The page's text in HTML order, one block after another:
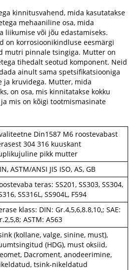
kinnitusvahend, mida kasutatakse
mehaaniline osa, mida
liikumise või jõu edastamiseks.
on korrosioonikindluse eesmärgi
mutri pinnale tsingiga. Mutter on
tihedalt seotud komponent. Neid
ainult sama spetsifikatsiooniga
ja kruvidega. Mutter, mida
on osa, mis kinnitatakse kokku
mis on kõigi tootmismasinate
Din1587 M6 roostevabast
304 316 kuuskant
pikk mutter
ASTM/ANSI JIS ISO, AS, GB
teras: SS201, SS303, SS304,
SS316L, SS904L, F594
klass: DIN: Gr.4,5,6,8.8,10,; SAE:
ASTM: A563
(kollane, valge, sinine, must),
(HDG), must oksiid,
Dacroment, anodeerimine,
tsink-nikeldatud